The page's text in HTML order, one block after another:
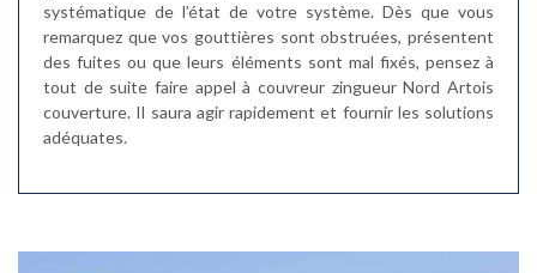
systématique de l’état de votre système. Dès que vous
remarquez que vos gouttières sont obstruées, présentent
des fuites ou que leurs éléments sont mal fixés, pensez à
tout de suite faire appel à couvreur zingueur Nord Artois
couverture. Il saura agir rapidement et fournir les solutions
adéquates.